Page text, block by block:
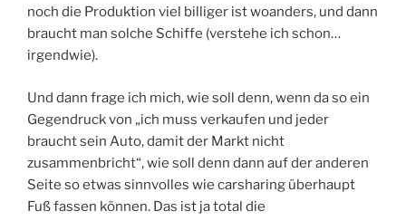
noch die Produktion viel billiger ist woanders, und dann
braucht man solche Schiffe (verstehe ich schon…
irgendwie).
Und dann frage ich mich, wie soll denn, wenn da so ein
Gegendruck von „ich muss verkaufen und jeder
braucht sein Auto, damit der Markt nicht
zusammenbricht“, wie soll denn dann auf der anderen
Seite so etwas sinnvolles wie carsharing überhaupt
Fuß fassen können. Das ist ja total die